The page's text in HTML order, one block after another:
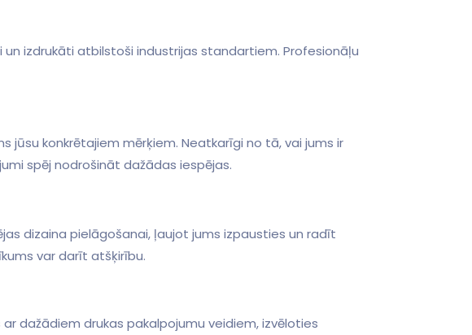
izdrukāti atbilstoši industrijas ⁣standartiem. Profesionāļu
jūsu konkrētajiem mērķiem. Neatkarīgi no tā,⁣ vai jums ir
spēj nodrošināt dažādas iespējas.
dizaina⁤ pielāgošanai, ļaujot jums izpausties un radīt
var darīt atšķirību.
dažādiem drukas pakalpojumu veidiem, izvēloties⁤